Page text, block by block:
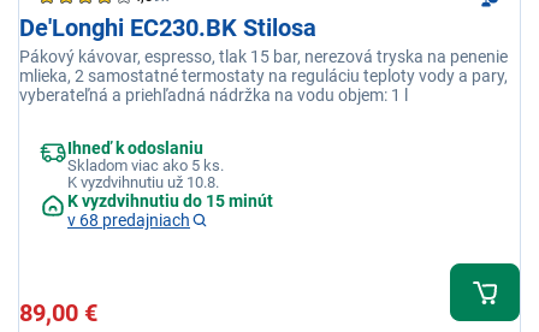
De'Longhi EC230.BK Stilosa
Pákový kávovar, espresso, tlak 15 bar, nerezová tryska na penenie
mlieka, 2 samostatné termostaty na reguláciu teploty vody a pary,
vyberateľná a priehľadná nádržka na vodu objem: 1 l
Ihneď k odoslaniu
Skladom viac ako 5 ks.
K vyzdvihnutiu už 10.8.
K vyzdvihnutiu do 15 minút
v 68 predajniach
89,00 €